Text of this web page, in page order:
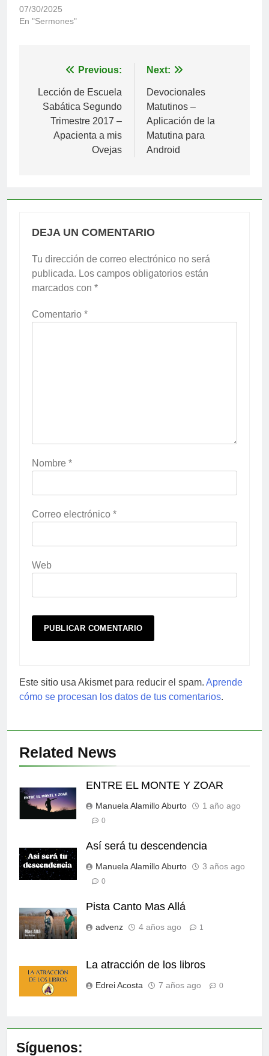
07/30/2025
En "Sermones"
Navegación
de
entradas
Previous:
Lección de Escuela
Sabática Segundo
Trimestre 2017 –
Apacienta a mis
Ovejas
Next:
Devocionales
Matutinos –
Aplicación de la
Matutina para
Android
DEJA UN COMENTARIO
Tu dirección de correo electrónico no será
publicada. Los campos obligatorios están
marcados con *
Comentario *
Nombre *
Correo electrónico *
Web
Este sitio usa Akismet para reducir el spam. Aprende
cómo se procesan los datos de tus comentarios.
Related News
ENTRE EL MONTE Y ZOAR
Manuela Alamillo Aburto 1 año ago
0
Así será tu descendencia
Manuela Alamillo Aburto 3 años ago
0
Pista Canto Mas Allá
advenz 4 años ago 1
La atracción de los libros
Edrei Acosta 7 años ago 0
Síguenos: